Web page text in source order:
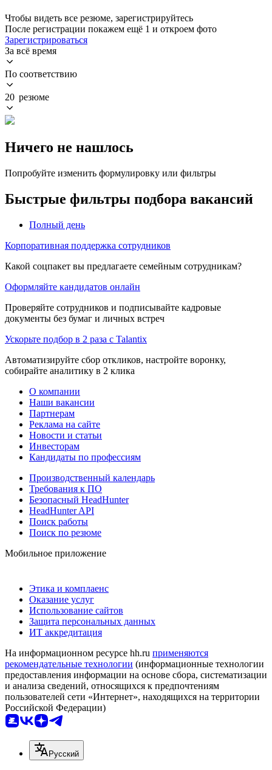
Чтобы видеть все резюме, зарегистрируйтесь
После регистрации покажем ещё 1 и откроем фото
Зарегистрироваться
За всё время
По соответствию
20 резюме
Ничего не нашлось
Попробуйте изменить формулировку или фильтры
Быстрые фильтры подбора вакансий
Полный день
Корпоративная поддержка сотрудников
Какой соцпакет вы предлагаете семейным сотрудникам?
Оформляйте кандидатов онлайн
Проверяйте сотрудников и подписывайте кадровые
документы без бумаг и личных встреч
Ускорьте подбор в 2 раза с Talantix
Автоматизируйте сбор откликов, настройте воронку,
собирайте аналитику в 2 клика
О компании
Наши вакансии
Партнерам
Реклама на сайте
Новости и статьи
Инвесторам
Кандидаты по профессиям
Производственный календарь
Требования к ПО
Безопасный HeadHunter
HeadHunter API
Поиск работы
Поиск по резюме
Мобильное приложение
Этика и комплаенс
Оказание услуг
Использование сайтов
Защита персональных данных
ИТ аккредитация
На информационном ресурсе hh.ru применяются
рекомендательные технологии (информационные технологии
предоставления информации на основе сбора, систематизации
и анализа сведений, относящихся к предпочтениям
пользователей сети «Интернет», находящихся на территории
Российской Федерации)
Русский